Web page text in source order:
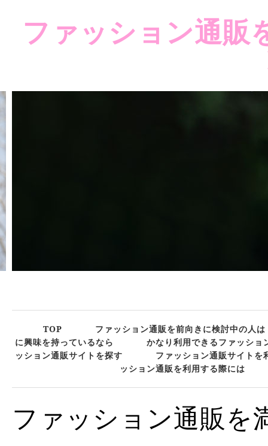
ファッション通販
TOP
ファッション通販を前向きに検討中の人は
に興味を持っているなら
かなり利用できるファッショ
ッション通販サイトを探す
ファッション通販サイトを
ッション通販を利用する際には
ファッション通販を